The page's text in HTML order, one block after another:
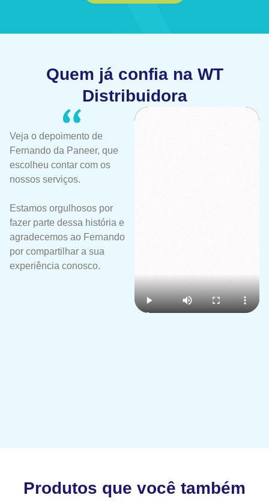
Quem já confia na WT
Distribuidora
Veja o depoimento de
Fernando da Paneer, que
escolheu contar com os
nossos serviços.
Estamos orgulhosos por
fazer parte dessa história e
agradecemos ao Fernando
por compartilhar a sua
experiência conosco.
Produtos que você também